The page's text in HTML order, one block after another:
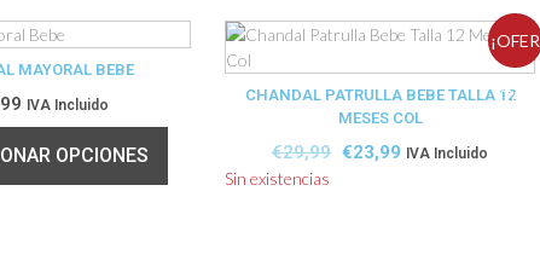
MAYORAL BEBE
IVA Incluido
OPCIONES
¡OFER
TA!
CHANDAL PATRULLA BEBE TALLA 12
MESES COL
€29,99 €23,99 IVA Incluido
Sin existencias